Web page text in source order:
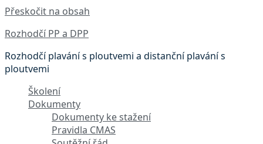
Přeskočit na obsah
Rozhodčí PP a DPP
Rozhodčí plavání s ploutvemi a distanční plavání s
ploutvemi
Školení
Dokumenty
Dokumenty ke stažení
Pravidla CMAS